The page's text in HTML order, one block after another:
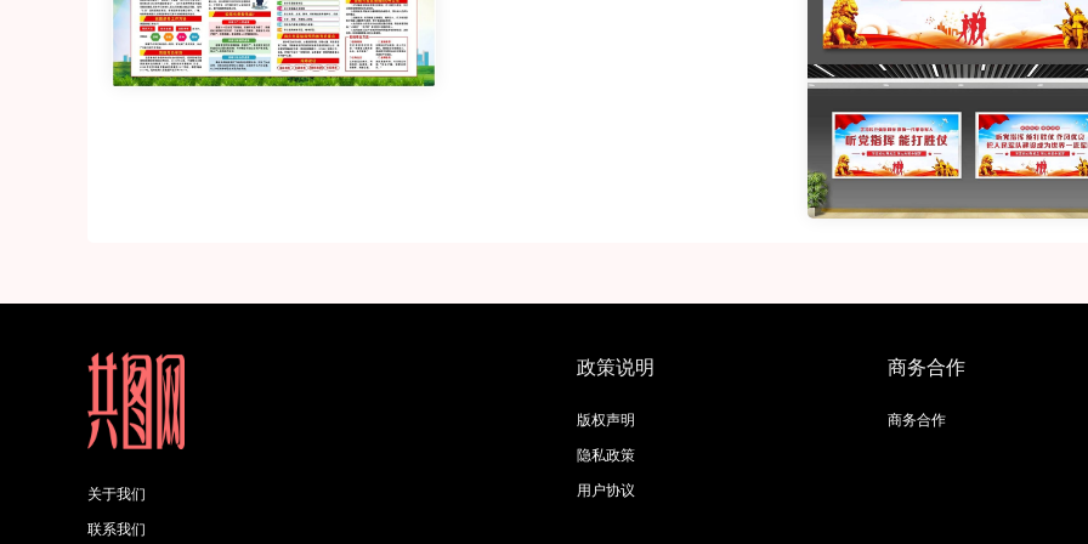
关于我们
联系我们
政策说明
版权声明
隐私政策
用户协议
商务合作
商务合作